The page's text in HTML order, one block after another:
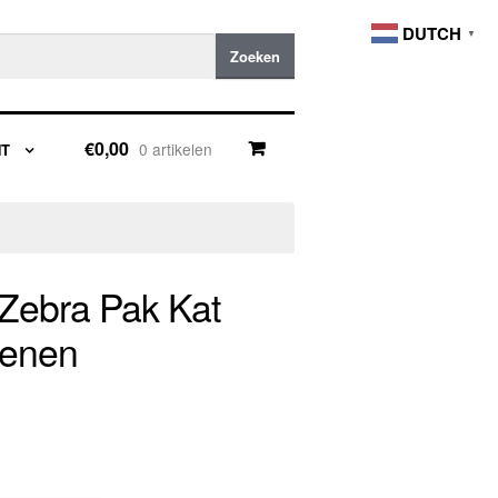
Zoeken
€0,00 0 artikelen
Pak Kat
DUTCH ▼